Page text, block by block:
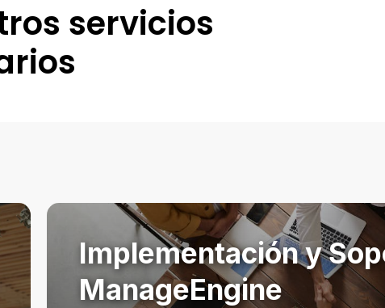
servicios
Implementación y
ManageEngine